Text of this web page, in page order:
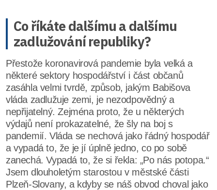
Co říkáte dalšímu a dalšímu
zadlužování republiky?
Přestože koronavirová pandemie byla velká a
některé sektory hospodářství i část občanů
zasáhla velmi tvrdě, způsob, jakým Babišova
vláda zadlužuje zemi, je nezodpovědný a
nepřijatelný. Zejména proto, že u některých
výdajů není prokazatelné, že šly na boj s
pandemií. Vláda se nechová jako řádný hospodář
a vypadá to, že je jí úplně jedno, co po sobě
zanechá. Vypadá to, že si řekla: „Po nás potopa.“
Jsem dlouholetým starostou v městské části
Plzeň-Slovany, a kdyby se náš obvod choval jako